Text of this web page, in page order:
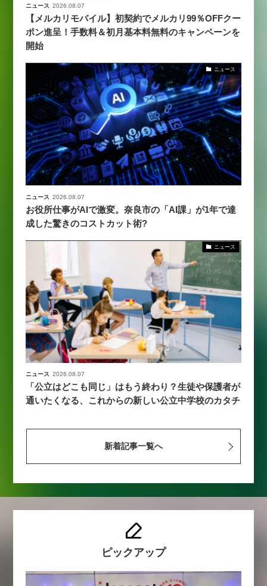
ニュース 2026.08.07
【メルカリモバイル】初契約でメルカリ99％OFFクー
ポン進呈！手数料＆初月基本料無料のキャンペーンを
開始
ニュース
ニュース 2026.08.07
お役所仕事がAIで激変。奈良市の「AI課」が1年で達
成した驚きのコストカット術?
ニュース
ニュース 2026.08.07
「公立はどこも同じ」はもう終わり？生徒や保護者が
通いたくなる、これからの新しい公立中学校のカタチ
新着記事一覧へ
ピックアップ